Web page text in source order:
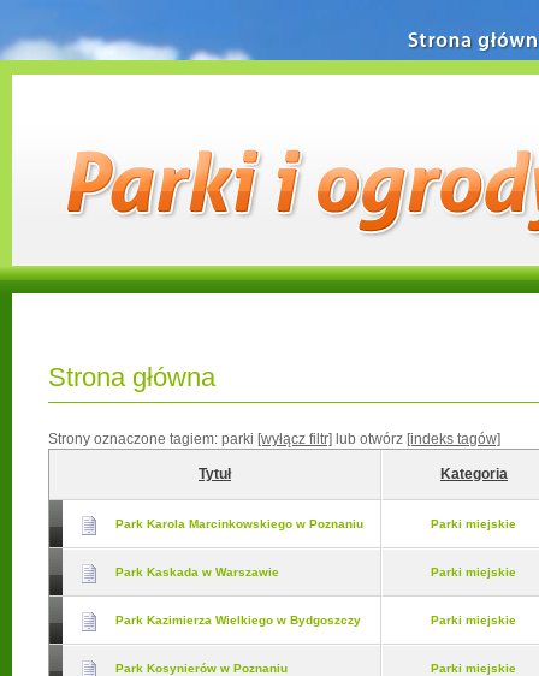
Strona główna
Strony oznaczone tagiem: parki [wyłącz filtr] lub otwórz [indeks tagów]
Tytuł Kategoria
Park Karola Marcinkowskiego w Poznaniu Parki miejskie
Park Kaskada w Warszawie Parki miejskie
Park Kazimierza Wielkiego w Bydgoszczy Parki miejskie
Park Kosynierów w Poznaniu Parki miejskie
Strona główna